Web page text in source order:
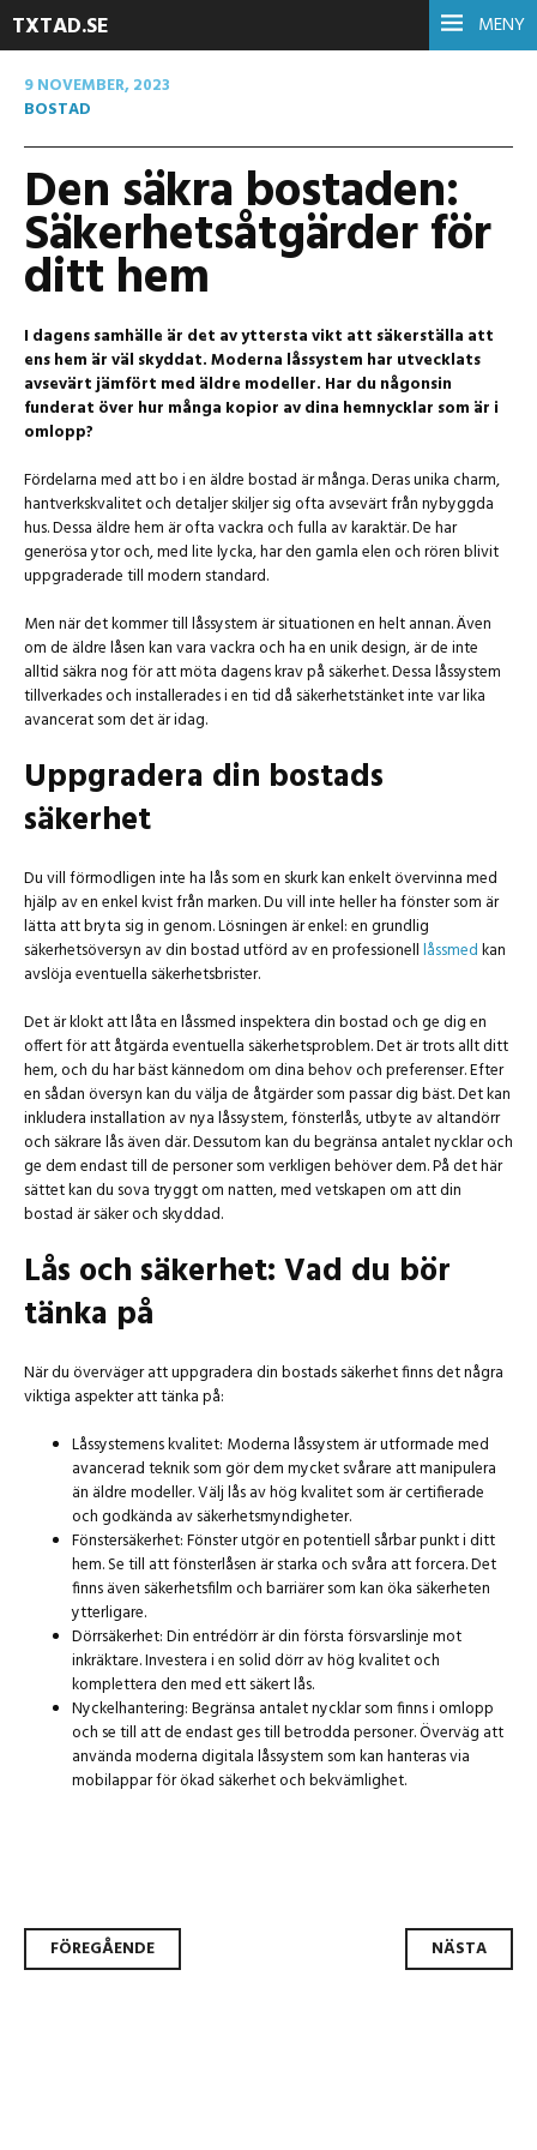
MENY
TXTAD.SE
9 NOVEMBER, 2023
BOSTAD
Den säkra bostaden:
Säkerhetsåtgärder för
ditt hem
I dagens samhälle är det av yttersta vikt att säkerställa att
ens hem är väl skyddat. Moderna låssystem har utvecklats
avsevärt jämfört med äldre modeller. Har du någonsin
funderat över hur många kopior av dina hemnycklar som är i
omlopp?
Fördelarna med att bo i en äldre bostad är många. Deras unika charm,
hantverkskvalitet och detaljer skiljer sig ofta avsevärt från nybyggda
hus. Dessa äldre hem är ofta vackra och fulla av karaktär. De har
generösa ytor och, med lite lycka, har den gamla elen och rören blivit
uppgraderade till modern standard.
Men när det kommer till låssystem är situationen en helt annan. Även
om de äldre låsen kan vara vackra och ha en unik design, är de inte
alltid säkra nog för att möta dagens krav på säkerhet. Dessa låssystem
tillverkades och installerades i en tid då säkerhetstänket inte var lika
avancerat som det är idag.
Uppgradera din bostads
säkerhet
Du vill förmodligen inte ha lås som en skurk kan enkelt övervinna med
hjälp av en enkel kvist från marken. Du vill inte heller ha fönster som är
lätta att bryta sig in genom. Lösningen är enkel: en grundlig
säkerhetsöversyn av din bostad utförd av en professionelllåssmedkan
avslöja eventuella säkerhetsbrister.
Det är klokt att låta en låssmed inspektera din bostad och ge dig en
offert för att åtgärda eventuella säkerhetsproblem. Det är trots allt ditt
hem, och du har bäst kännedom om dina behov och preferenser. Efter
en sådan översyn kan du välja de åtgärder som passar dig bäst. Det kan
inkludera installation av nya låssystem, fönsterlås, utbyte av altandörr
och säkrare lås även där. Dessutom kan du begränsa antalet nycklar och
ge dem endast till de personer som verkligen behöver dem. På det här
sättet kan du sova tryggt om natten, med vetskapen om att din
bostad är säker och skyddad.
Lås och säkerhet: Vad du bör
tänka på
När du överväger att uppgradera din bostads säkerhet finns det några
viktiga aspekter att tänka på:
Låssystemens kvalitet: Moderna låssystem är utformade med
avancerad teknik som gör dem mycket svårare att manipulera
än äldre modeller. Välj lås av hög kvalitet som är certifierade
och godkända av säkerhetsmyndigheter.
Fönstersäkerhet: Fönster utgör en potentiell sårbar punkt i ditt
hem. Se till att fönsterlåsen är starka och svåra att forcera. Det
finns även säkerhetsfilm och barriärer som kan öka säkerheten
ytterligare.
Dörrsäkerhet: Din entrédörr är din första försvarslinje mot
inkräktare. Investera i en solid dörr av hög kvalitet och
komplettera den med ett säkert lås.
Nyckelhantering: Begränsa antalet nycklar som finns i omlopp
och se till att de endast ges till betrodda personer. Överväg att
använda moderna digitala låssystem som kan hanteras via
mobilappar för ökad säkerhet och bekvämlighet.
Inläggsnavigering
FÖREGÅENDE NÄSTA